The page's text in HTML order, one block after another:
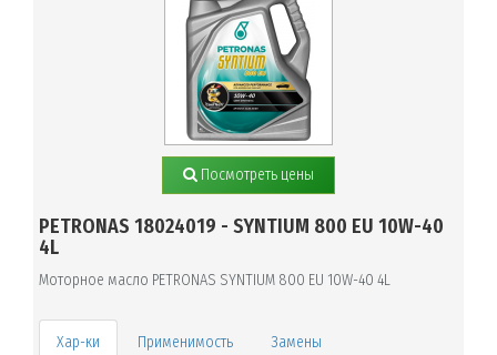
Посмотреть цены
PETRONAS 18024019 - SYNTIUM 800 EU 10W-40
4L
Моторное масло PETRONAS SYNTIUM 800 EU 10W-40 4L
Применимость Замены